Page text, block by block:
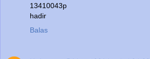
13410043p
hadir
Balas